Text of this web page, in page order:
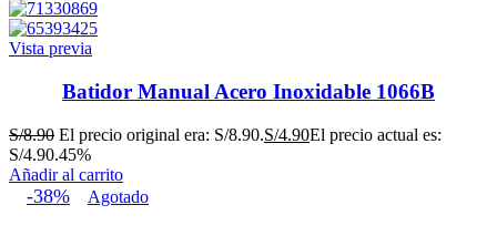
Vista previa
Batidor Manual Acero Inoxidable 1066B
S/8.90 El precio original era: S/8.90.S/4.90El precio actual es:
S/4.90.45%
Añadir al carrito
-38% Agotado